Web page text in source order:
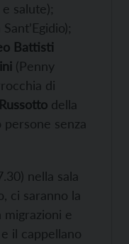
salute);
Battisti
(Penny
di
della
persone senza
nella sala
ci saranno la
e
e il cappellano